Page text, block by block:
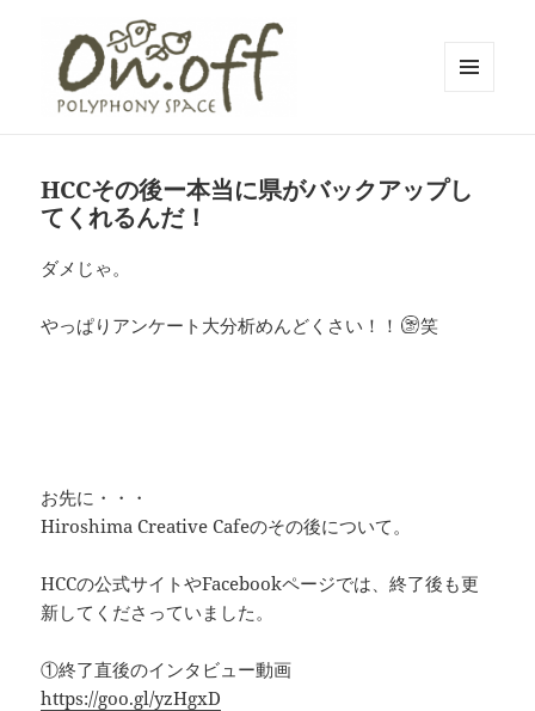
ニースペースオンオフ | 子どもと一
緒にいながら自分時間を*広島の託児
付きリフレッシュ空間・コワーキン
グスペース・シェアスペース・レン
タルスペース・一時預かり保育 | 子
HCCその後ー本当に県がバックアップし
てくれるんだ！
ダメじゃ。
やっぱりアンケート大分析めんどくさい！！ 笑
お先に・・・
Hiroshima Creative Cafeのその後について。
HCCの公式サイトやFacebookページでは、終了後も更
新してくださっていました。
①終了直後のインタビュー動画
https://goo.gl/yzHgxD